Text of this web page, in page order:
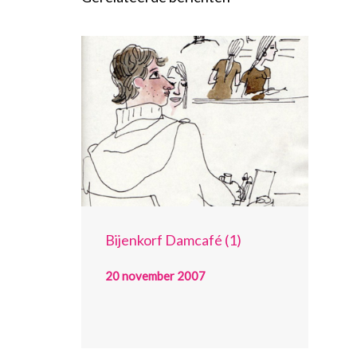
Bijenkorf Damcafé (1)
20 november 2007